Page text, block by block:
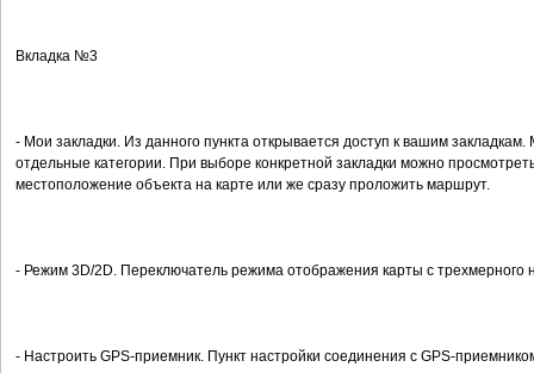
Вкладка №3
- Мои закладки. Из данного пункта открывается доступ к вашим закладкам.
отдельные категории. При выборе конкретной закладки можно
местоположение объекта на карте или же сразу проложить маршрут.
- Режим 3D/2D. Переключатель режима отображения карты с трехмерного
- Настроить GPS-приемник. Пункт настройки соединения с GPS-